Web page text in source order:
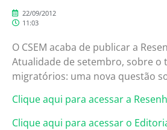
22/09/2012
11:03
O CSEM acaba de publicar a
Atualidade de setembro, sobre o
migratórios: uma nova questão
Clique aqui para acessar a
Clique aqui para acessar o